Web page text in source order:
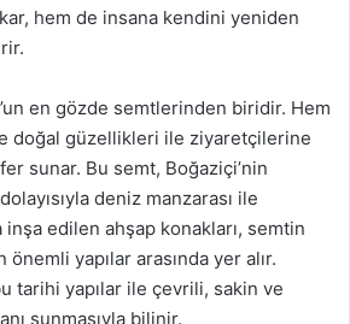
hem de insana kendini yeniden
en gözde semtlerinden biridir. Hem
doğal güzellikleri ile ziyaretçilerine
sunar. Bu semt, Boğaziçi’nin
deniz manzarası ile
inşa edilen ahşap konakları, semtin
önemli yapılar arasında yer alır.
tarihi yapılar ile çevrili, sakin ve
sunmasıyla bilinir.